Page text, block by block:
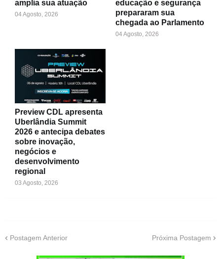
amplia sua atuação
04 Agosto, 2026
educação e segurança
prepararam sua
chegada ao Parlamento
04 Agosto, 2026
Preview CDL apresenta
Uberlândia Summit
2026 e antecipa debates
sobre inovação,
negócios e
desenvolvimento
regional
03 Agosto, 2026
Postagem Anterior Próxima Postagem